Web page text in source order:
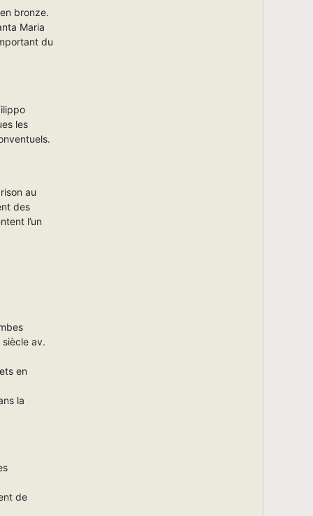
bronze.
Maria
du
les
au
des
l’un
av.
en
la
de